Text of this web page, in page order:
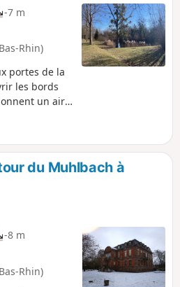
la ville. Quant
au moins à faire
Sylvain Tesson...
-7 m
Rhin)
portes de la
les bords
un air
(petits
mais
Promenade
mais sans
et par temps
par
en revenir
ville.
du Muhlbach à
-8 m
Rhin)